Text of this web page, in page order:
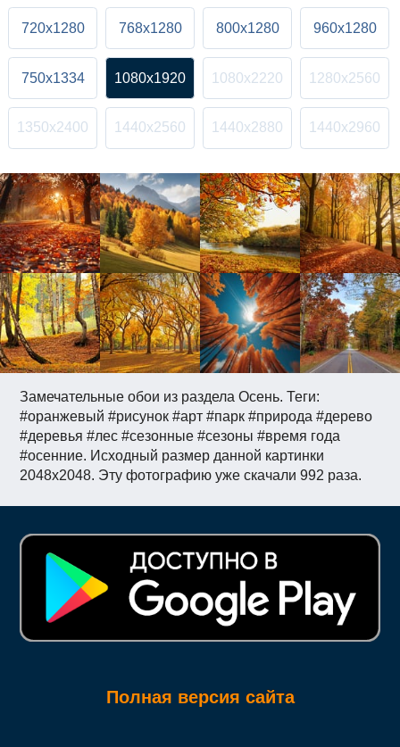
Замечательные обои из раздела Осень. Теги:
#оранжевый #рисунок #арт #парк #природа #дерево
#деревья #лес #сезонные #сезоны #время года
#осенние. Исходный размер данной картинки
2048x2048. Эту фотографию уже скачали 992 раза.
720x1280 768x1280 800x1280 960x1280
750x1334 1080x1920 1080x2220 1280x2560
1350x2400 1440x2560 1440x2880 1440x2960
Полная версия сайта